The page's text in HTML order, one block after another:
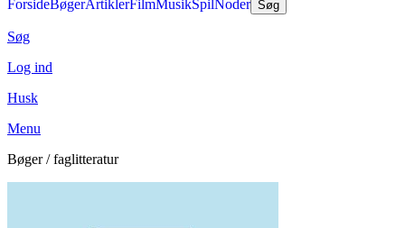
ForsideBøgerArtiklerFilmMusikSpilNoder Søg
Søg
Log ind
Husk
Menu
Bøger / faglitteratur